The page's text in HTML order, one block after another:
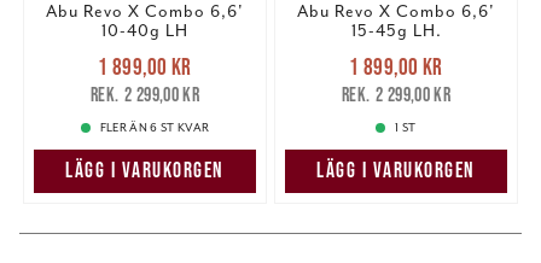
Abu Revo X Combo 6,6'
10-40g LH
Nuvarande pris
1 899,00 krTidigare pris
2 299,00 kr
1 899,00 kr
2 299,00 kr
FLER ÄN 6 ST KVAR
LÄGG I VARUKORGEN
Abu Revo X Combo 6,6'
15-45g LH.
Nuvarande pris
1 899,00 krTidigare pris
2 299,00 kr
1 899,00 kr
2 299,00 kr
1 ST
LÄGG I VARUKORGEN